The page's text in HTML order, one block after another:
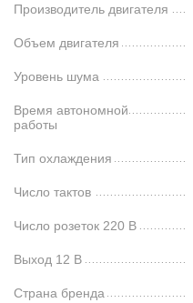
Производитель двигателя
Объем двигателя
Уровень шума
Время автономной
работы
Тип охлаждения
Число тактов
Число розеток 220 В
Выход 12 В
Страна бренда